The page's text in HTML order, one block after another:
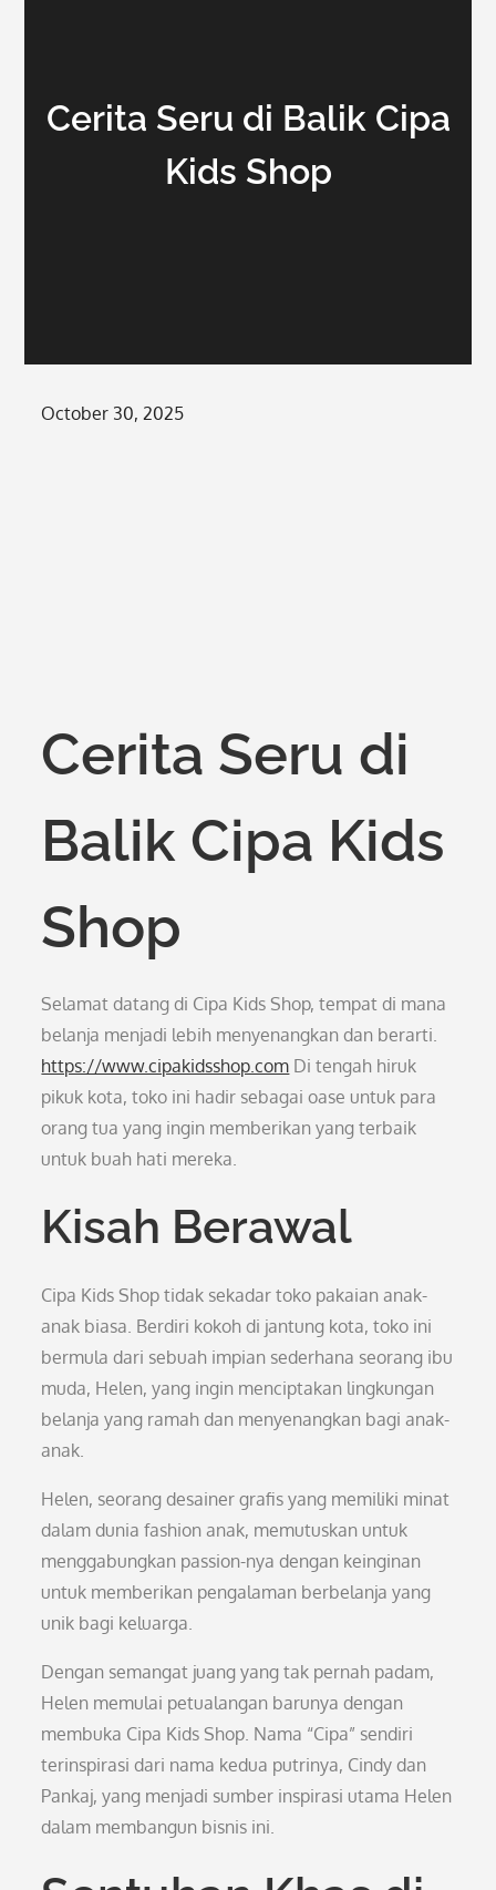
Cerita Seru di Balik Cipa
Kids Shop
Posted
October 30, 2025
Cerita Seru di
Balik Cipa Kids
Shop
Selamat datang di Cipa Kids Shop, tempat di mana
belanja menjadi lebih menyenangkan dan berarti.
https://www.cipakidsshop.com Di tengah hiruk
pikuk kota, toko ini hadir sebagai oase untuk para
orang tua yang ingin memberikan yang terbaik
untuk buah hati mereka.
Kisah Berawal
Cipa Kids Shop tidak sekadar toko pakaian anak-
anak biasa. Berdiri kokoh di jantung kota, toko ini
bermula dari sebuah impian sederhana seorang ibu
muda, Helen, yang ingin menciptakan lingkungan
belanja yang ramah dan menyenangkan bagi anak-
anak.
Helen, seorang desainer grafis yang memiliki minat
dalam dunia fashion anak, memutuskan untuk
menggabungkan passion-nya dengan keinginan
untuk memberikan pengalaman berbelanja yang
unik bagi keluarga.
Dengan semangat juang yang tak pernah padam,
Helen memulai petualangan barunya dengan
membuka Cipa Kids Shop. Nama “Cipa” sendiri
terinspirasi dari nama kedua putrinya, Cindy dan
Pankaj, yang menjadi sumber inspirasi utama Helen
dalam membangun bisnis ini.